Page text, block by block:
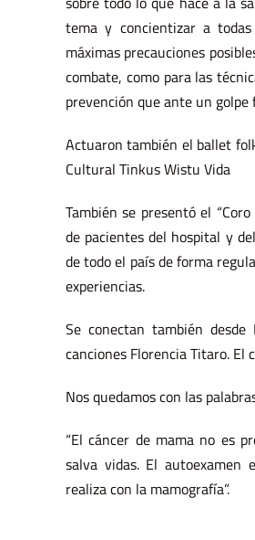
tema y concientizar a
máximas precauciones
combate, como para las
prevención que ante un
Actuaron también el ballet
Cultural Tinkus Wistu Vida
También se presentó el
de pacientes del hospital y
de todo el país de forma
experiencias.
Se conectan también
canciones Florencia Titaro. El
Nos quedamos con las
“El cáncer de mama no es
salva vidas. El autoexamen
realiza con la mamografía”.